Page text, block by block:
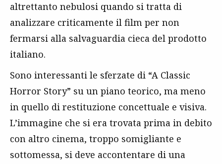
altrettanto nebulosi quando si tratta di
analizzare criticamente il film per non
fermarsi alla salvaguardia cieca del prodotto
italiano.
Sono interessanti le sferzate di “A Classic
Horror Story” su un piano teorico, ma meno
in quello di restituzione concettuale e visiva.
L’immagine che si era trovata prima in debito
con altro cinema, troppo somigliante e
sottomessa, si deve accontentare di una